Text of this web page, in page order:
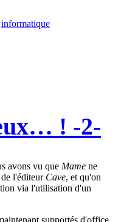
informatique
! -2-
avons vu que Mame ne
l'éditeur Cave, et qu'on
via l'utilisation d'un